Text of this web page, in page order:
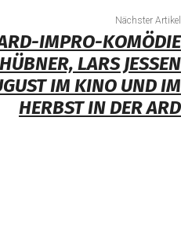
Nächster Artikel
IMPRO-KOMÖDIE
LARS JESSEN U
IM KINO UND IM H
ERBST IN DER ARD